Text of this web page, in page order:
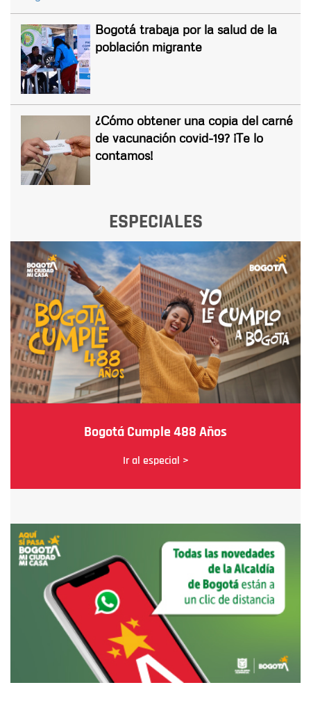
Bogotá trabaja por la salud de la
población migrante
¿Cómo obtener una copia del carné
de vacunación covid-19? ¡Te lo
contamos!
ESPECIALES
Bogotá Cumple 488 Años
Ir al especial >